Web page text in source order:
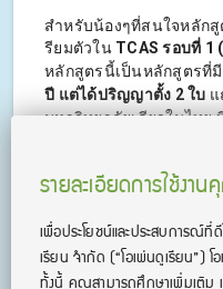
สำหรับน้องๆที่สนใจหลักสู
รียมตัวใน TCAS รอบที่
หลักสูตรนี้เป็นหลักสูตรที่
ปี แต่ได้ปริญญาตั้ง 2 ใบ แ
มหาวิทยาลัยเดียวในไท
กำหนดการรับสมัครของ
สำหรับคนที่ต้องการเตรี
ไปลองเรียนฟรี คอร์สติว
สอนโดยติวเตอร์ผู้เชี่ยวช
รายละเอียดการใช้งาน
เพื่อประโยชน์และประสบการณ์ที่
เรียน จํากัด (“โอเพ่นดูเรียน”)โ
ทั้งนี้ คุณสามารถศึกษาเพิ่มเติม